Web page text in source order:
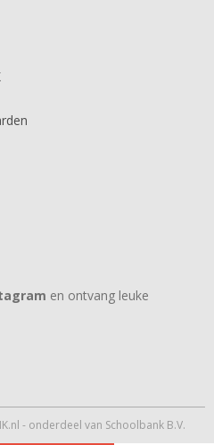
en ontvang leuke
- onderdeel van Schoolbank B.V.